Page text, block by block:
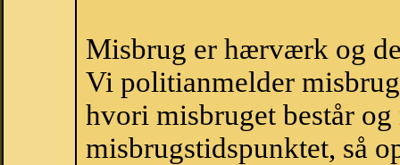
Misbrug er hærværk og
Vi politianmelder
hvori misbruget består
misbrugstidspunktet, så